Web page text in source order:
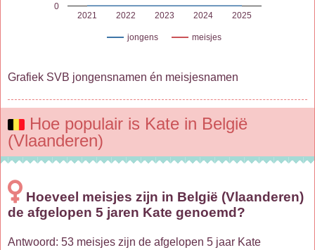
jongens meisjes
2021 2022 2023 2024 2025
0
Grafiek SVB jongensnamen én meisjesnamen
Hoe populair is Kate in België
(Vlaanderen)
Hoeveel meisjes zijn in België (Vlaanderen)
de afgelopen 5 jaren Kate genoemd?
Antwoord: 53 meisjes zijn de afgelopen 5 jaar Kate